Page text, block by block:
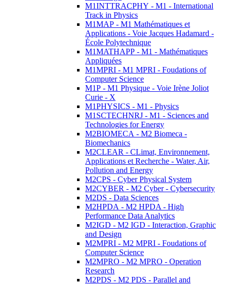
M1INTTRACPHY - M1 - International
Track in Physics
M1MAP - M1 Mathématiques et
Applications - Voie Jacques Hadamard -
École Polytechnique
M1MATHAPP - M1 - Mathématiques
Appliquées
M1MPRI - M1 MPRI - Foudations of
Computer Science
M1P - M1 Physique - Voie Irène Joliot
Curie - X
M1PHYSICS - M1 - Physics
M1SCTECHNRJ - M1 - Sciences and
Technologies for Energy
M2BIOMECA - M2 Biomeca -
Biomechanics
M2CLEAR - CLimat, Environnement,
Applications et Recherche - Water, Air,
Pollution and Energy
M2CPS - Cyber Physical System
M2CYBER - M2 Cyber - Cybersecurity
M2DS - Data Sciences
M2HPDA - M2 HPDA - High
Performance Data Analytics
M2IGD - M2 IGD - Interaction, Graphic
and Design
M2MPRI - M2 MPRI - Foudations of
Computer Science
M2MPRO - M2 MPRO - Operation
Research
M2PDS - M2 PDS - Parallel and